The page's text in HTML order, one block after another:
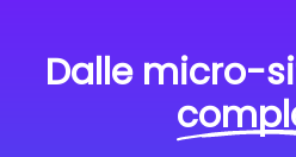
Dalle micro-